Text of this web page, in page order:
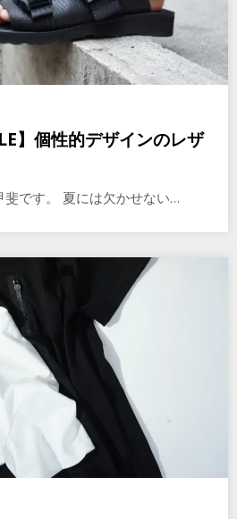
】個性的デザインのレザ
斐です。 夏には欠かせない…